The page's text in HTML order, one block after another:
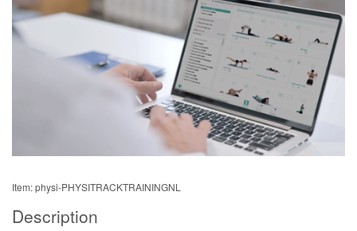
Item: physi-PHYSITRACKTRAININGNL
Description